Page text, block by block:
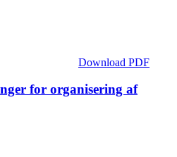
Download PDF
for organisering af